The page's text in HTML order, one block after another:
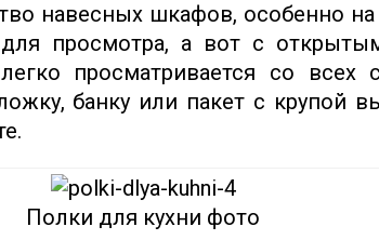
навесных шкафов, особенно на
для просмотра, а вот с
просматривается со всех
банку или пакет с крупой
Полки для кухни фото